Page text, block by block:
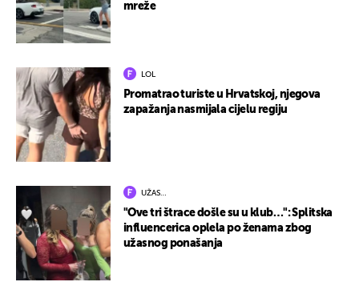
mreže
LOL
Promatrao turiste u Hrvatskoj, njegova
zapažanja nasmijala cijelu regiju
UŽAS…
"Ove tri štrace došle su u klub…": Splitska
influencerica oplela po ženama zbog
užasnog ponašanja